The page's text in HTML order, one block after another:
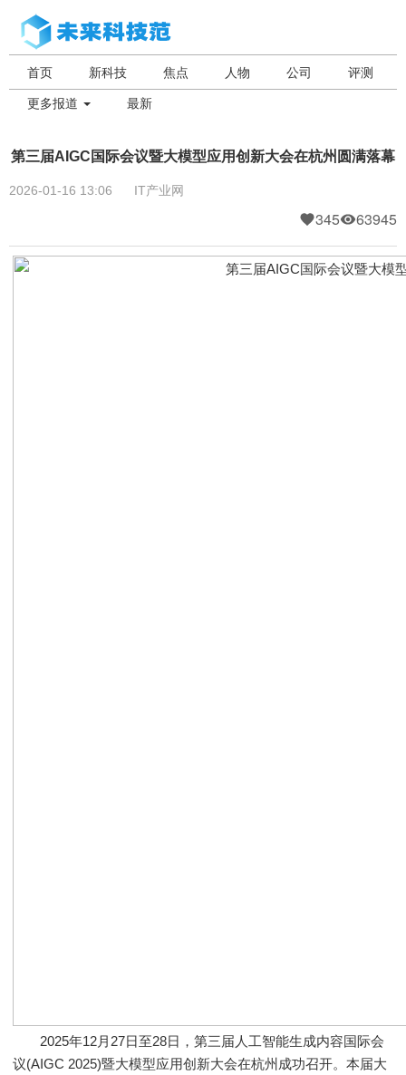
首页 新科技 焦点 人物 公司 评测
更多报道 最新
第三届AIGC国际会议暨大模型应用创新大会在杭州圆满落幕
2026-01-16 13:06 IT产业网
345 63945
2025年12月27日至28日，第三届人工智能生成内容国际会
议(AIGC 2025)暨大模型应用创新大会在杭州成功召开。本届大